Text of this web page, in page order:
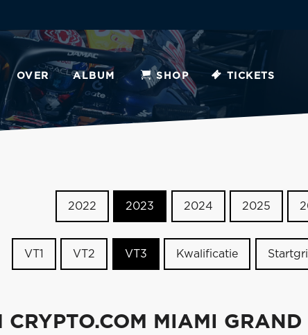
OVER ALBUM SHOP TICKETS
2022 2023 2024 2025
VT1 VT2 VT3 Kwalificatie
CRYPTO.COM MIAMI